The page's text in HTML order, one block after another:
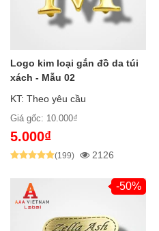
Logo kim loại gắn đồ da túi
xách - Mẫu 02
KT: Theo yêu cầu
Giá gốc: 10.000₫
5.000₫
(199) 2126
-50%